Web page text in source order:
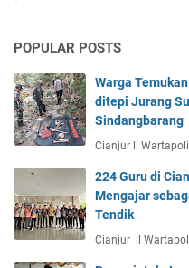
POPULAR POSTS
Warga
ditepi Jurang
Sindangbarang
Cianjur ll
224 Guru di
Mengajar
Tendik
Cianjur ll